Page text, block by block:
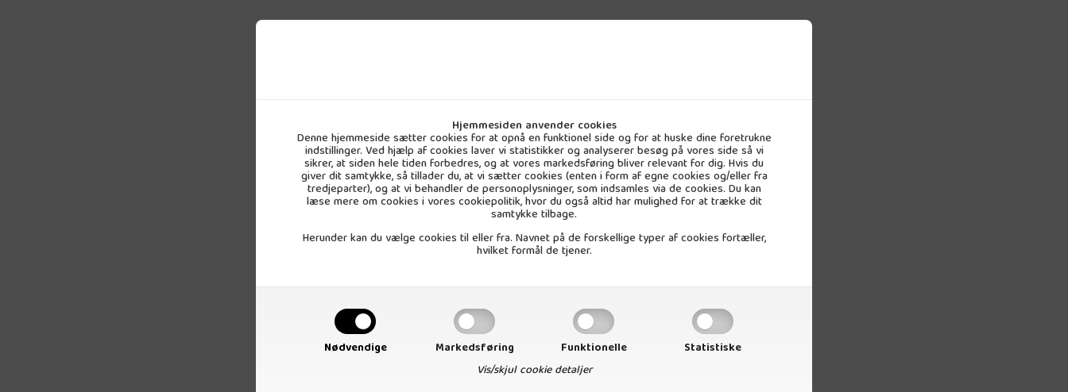
Hjemmesiden anvender cookies
Denne hjemmeside sætter cookies for at opnå en funktionel side og for at huske dine foretrukne
indstillinger. Ved hjælp af cookies laver vi statistikker og analyserer besøg på vores side så vi
sikrer, at siden hele tiden forbedres, og at vores markedsføring bliver relevant for dig. Hvis du
giver dit samtykke, så tillader du, at vi sætter cookies (enten i form af egne cookies og/eller fra
tredjeparter), og at vi behandler de personoplysninger, som indsamles via de cookies. Du kan
læse mere om cookies i vores cookiepolitik, hvor du også altid har mulighed for at trække dit
samtykke tilbage.
Herunder kan du vælge cookies til eller fra. Navnet på de forskellige typer af cookies fortæller,
hvilket formål de tjener.
Nødvendige Markedsføring Funktionelle
Statistiske
Vis/skjul cookie detaljer
Garam Masala, 55g Økologisk
Vejl. udsalg
49,95 DKK